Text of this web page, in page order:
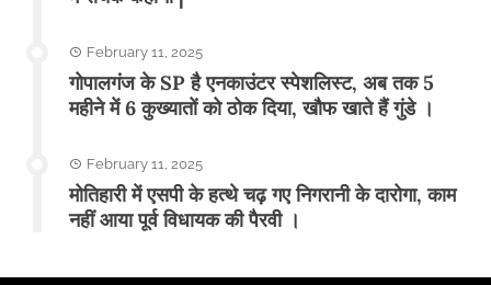
February 11, 2025
गोपालगंज के SP है एनकाउंटर स्पेशलिस्ट, अब तक 5
महीने में 6 कुख्यातों को ठोक दिया, खौफ खाते हैं गुंडे ।
February 11, 2025
मोतिहारी में एसपी के हत्थे चढ़ गए निगरानी के दारोगा, काम
नहीं आया पूर्व विधायक की पैरवी ।